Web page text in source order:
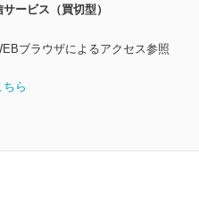
ービス（買切型）
ブラウザによるアクセス参照
ちら